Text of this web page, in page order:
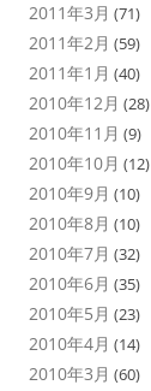
2011年3月 (71)
2011年2月 (59)
2011年1月 (40)
2010年12月 (28)
2010年11月 (9)
2010年10月 (12)
2010年9月 (10)
2010年8月 (10)
2010年7月 (32)
2010年6月 (35)
2010年5月 (23)
2010年4月 (14)
2010年3月 (60)